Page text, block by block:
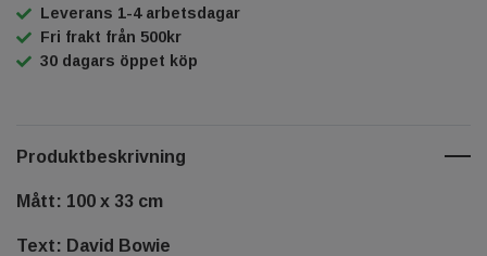
Leverans 1-4 arbetsdagar
Fri frakt från 500kr
30 dagars öppet köp
Produktbeskrivning
Mått: 100 x 33 cm
Text: David Bowie